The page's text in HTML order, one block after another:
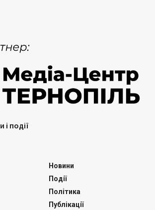
і події
Новини
Події
Політика
Публікації